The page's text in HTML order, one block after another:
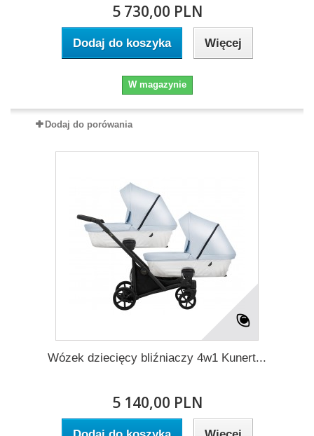
5 730,00 PLN
Dodaj do koszyka Więcej
W magazynie
Dodaj do porówania
Wózek dziecięcy bliźniaczy 4w1 Kunert...
5 140,00 PLN